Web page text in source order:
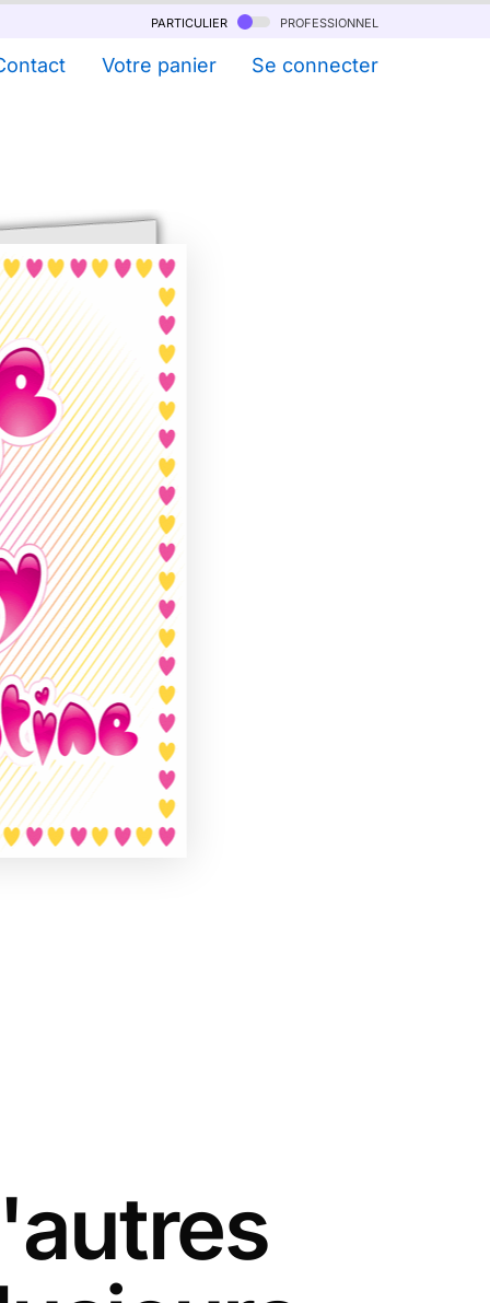
particulier professionnel
Votre panier Se connecter